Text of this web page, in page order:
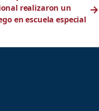
realizaron un
en escuela especial
→